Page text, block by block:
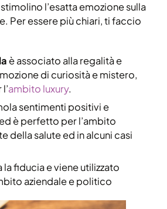
l’esatta emozione sulla
Per essere più chiari, ti faccio
è associato alla regalità e
di curiosità e mistero,
ambito luxury.
sentimenti positivi e
è perfetto per l’ambito
della salute ed in alcuni casi
la fiducia e viene utilizzato
aziendale e politico